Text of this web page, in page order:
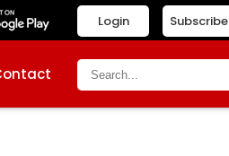
Subscribe
Login